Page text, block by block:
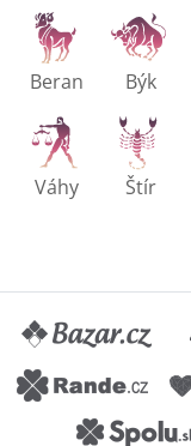
Beran Býk
Váhy Štír